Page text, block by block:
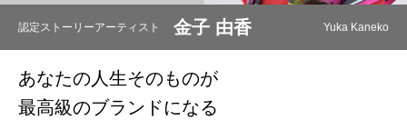
ART Gallery
お絵かきクリエイターになりたい方へ
お知らせ
認定ストーリーアーティスト 金子 由香 Yuka Kaneko
あなたの人生そのものが
最高級のブランドになる